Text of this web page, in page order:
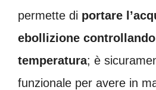
permette di portare
ebollizione
temperatura; è
funzionale per avere in